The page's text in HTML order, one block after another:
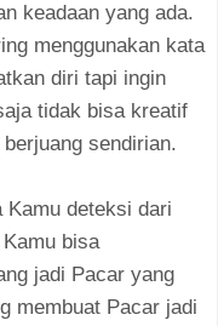
keadaan yang ada.
menggunakan kata
diri tapi ingin
tidak bisa kreatif
sendirian.
Kamu deteksi dari
bisa
jadi Pacar yang
membuat Pacar jadi